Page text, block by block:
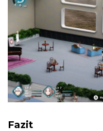
Fazit